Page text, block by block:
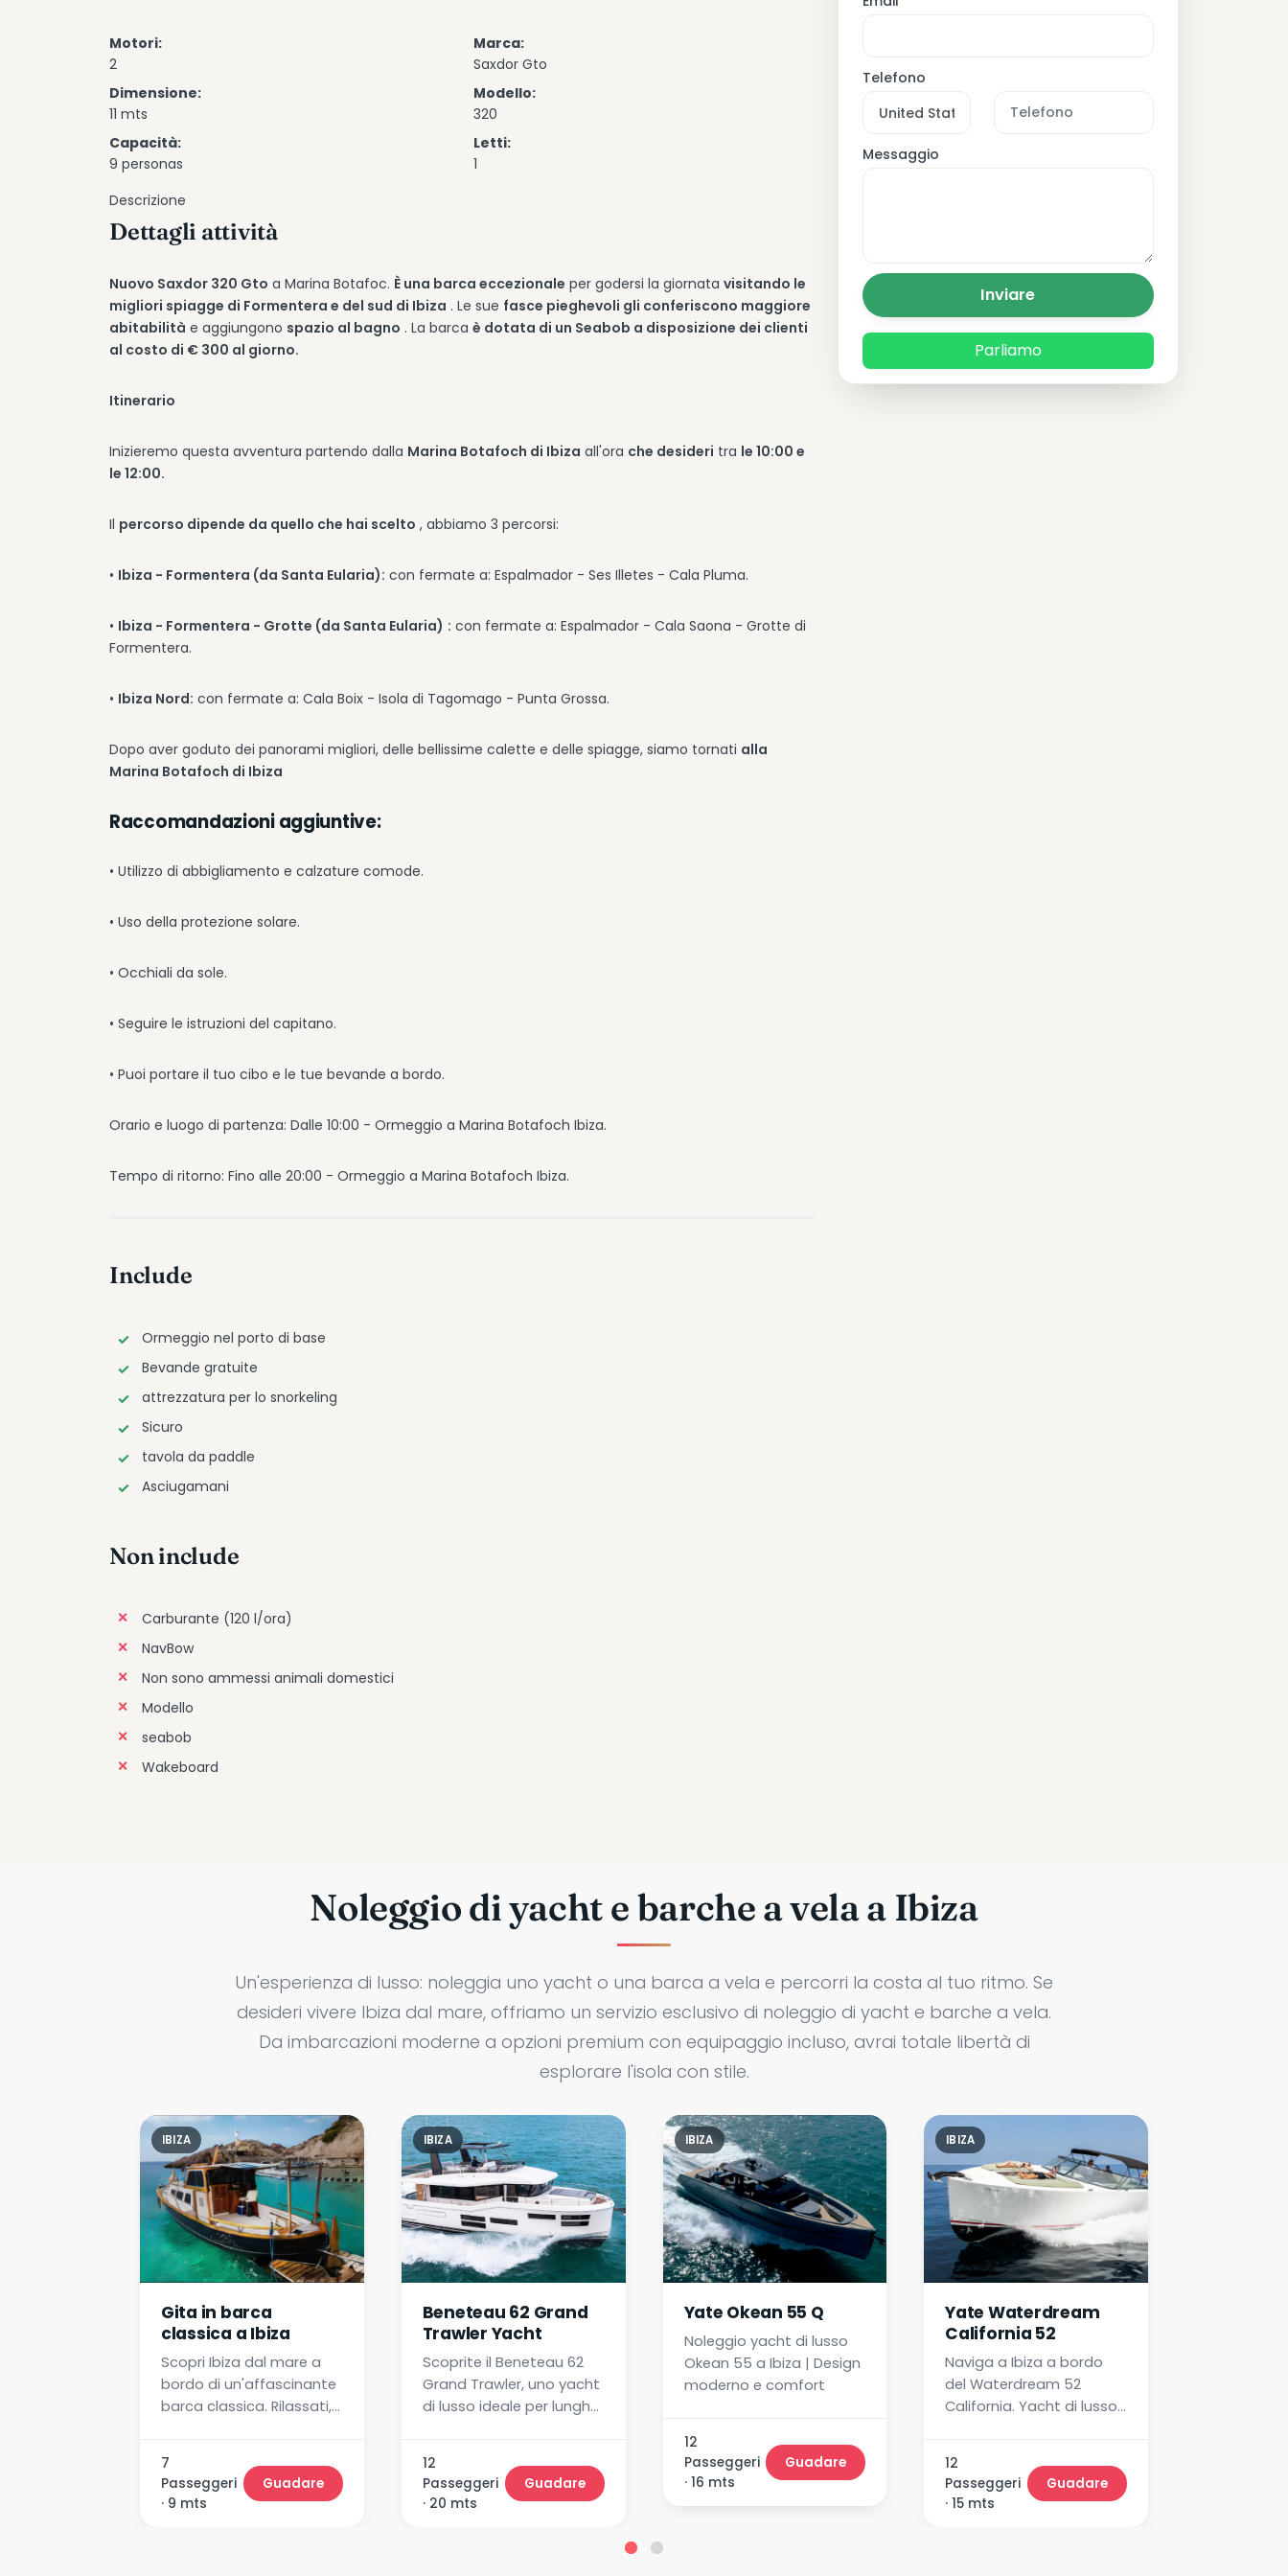
Motori:
2
Dimensione:
11 mts
Capacità:
9 personas
Marca:
Saxdor Gto
Modello:
320
Letti:
1
Descrizione
Dettagli attività
Nuovo Saxdor 320 Gto a Marina Botafoc. È una barca eccezionale per godersi la giornata visitando le
migliori spiagge di Formentera e del sud di Ibiza . Le sue fasce pieghevoli gli conferiscono maggiore
abitabilità e aggiungono spazio al bagno . La barca è dotata di un Seabob a disposizione dei clienti
al costo di € 300 al giorno.
Itinerario
Inizieremo questa avventura partendo dalla Marina Botafoch di Ibiza all'ora che desideri tra le 10:00 e
le 12:00.
Il percorso dipende da quello che hai scelto , abbiamo 3 percorsi:
• Ibiza - Formentera (da Santa Eularia): con fermate a: Espalmador - Ses Illetes - Cala Pluma.
• Ibiza - Formentera - Grotte (da Santa Eularia) : con fermate a: Espalmador - Cala Saona - Grotte di
Formentera.
• Ibiza Nord: con fermate a: Cala Boix - Isola di Tagomago - Punta Grossa.
Dopo aver goduto dei panorami migliori, delle bellissime calette e delle spiagge, siamo tornati alla
Marina Botafoch di Ibiza
Raccomandazioni aggiuntive:
• Utilizzo di abbigliamento e calzature comode.
• Uso della protezione solare.
• Occhiali da sole.
• Seguire le istruzioni del capitano.
• Puoi portare il tuo cibo e le tue bevande a bordo.
Orario e luogo di partenza: Dalle 10:00 - Ormeggio a Marina Botafoch Ibiza.
Tempo di ritorno: Fino alle 20:00 - Ormeggio a Marina Botafoch Ibiza.
Include
Ormeggio nel porto di base
Bevande gratuite
attrezzatura per lo snorkeling
Sicuro
tavola da paddle
Asciugamani
Non include
Carburante (120 l/ora)
NavBow
Non sono ammessi animali domestici
Modello
seabob
Wakeboard
Telefono
Messaggio
Inviare
Parliamo
Noleggio di yacht e barche a vela a Ibiza
Un'esperienza di lusso: noleggia uno yacht o una barca a vela e percorri la costa al tuo ritmo. Se
desideri vivere Ibiza dal mare, offriamo un servizio esclusivo di noleggio di yacht e barche a vela.
Da imbarcazioni moderne a opzioni premium con equipaggio incluso, avrai totale libertà di
esplorare l'isola con stile.
IBIZA
Gita in barca
classica a Ibiza
Scopri Ibiza dal mare a
bordo di un'affascinante
barca classica. Rilassati,
per coppie, famiglie o
piccoli gruppi.
7
Passeggeri
· 9 mts
Guadare
IBIZA
Beneteau 62 Grand
Trawler Yacht
Scoprite il Beneteau 62
Grand Trawler, uno yacht
di lusso ideale per lunghe
premium da Marina Ibiza.
12
Passeggeri
· 20 mts
Guadare
IBIZA
Yate Okean 55 Q
Noleggio yacht di lusso
Okean 55 a Ibiza | Design
moderno e comfort
12
Passeggeri
· 16 mts
Guadare
IBIZA
Yate Waterdream
California 52
Naviga a Ibiza a bordo
del Waterdream 52
California. Yacht di lusso,
inclusi. Prenota subito la
tua esperienza premium!
12
Passeggeri
· 15 mts
Guadare